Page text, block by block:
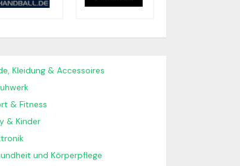
Kleidung & Accessoires
& Fitness
& Kinder
und Körperpflege